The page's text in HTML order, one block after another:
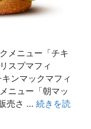
メニュー「チキ
スプマフィ
ンマックマフィ
ニュー「朝マッ
売さ … 続きを読